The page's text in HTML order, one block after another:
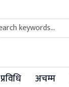
प्रविधि अचम्म